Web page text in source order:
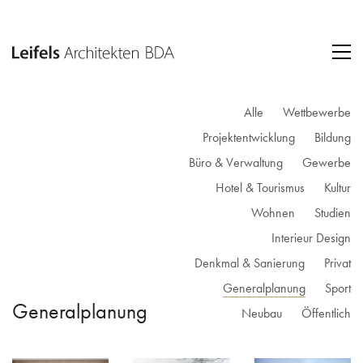
Generalplanung
Alle
Wettbewerbe
Projektentwicklung
Bildung
Büro & Verwaltung
Gewerbe
Hotel & Tourismus
Kultur
Wohnen
Studien
Interieur Design
Denkmal & Sanierung
Privat
Generalplanung
Sport
Neubau
Öffentlich